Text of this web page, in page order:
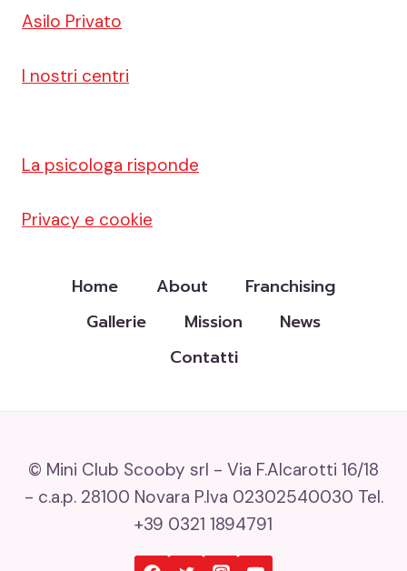
Asilo Privato
I nostri centri
La psicologa risponde
Privacy e cookie
Home About
Franchising
Gallerie
Mission
News
Contatti
© Mini Club Scooby srl - Via F.Alcarotti 16/18
- c.a.p. 28100 Novara P.Iva 02302540030 Tel.
+39 0321 1894791